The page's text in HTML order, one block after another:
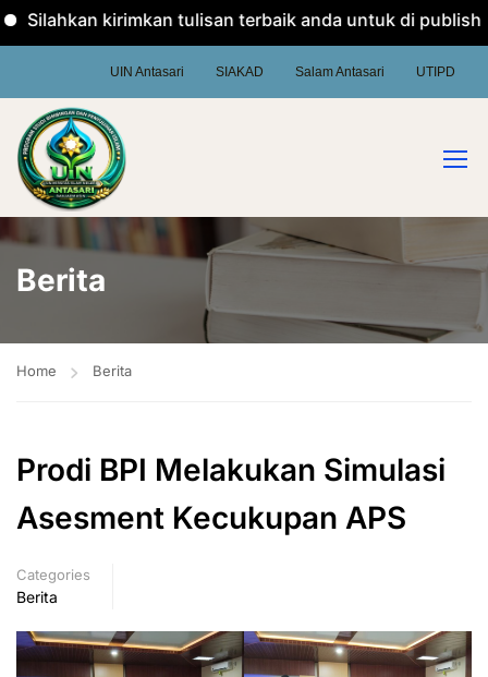
Silahkan kirimkan tulisan terbaik anda untuk di publish
UIN Antasari SIAKAD Salam Antasari UTIPD
Berita
Home Berita
Prodi BPI Melakukan Simulasi
Asesment Kecukupan APS
Categories
Berita